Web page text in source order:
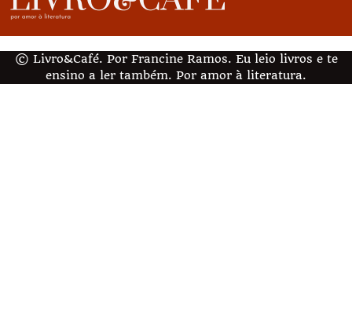
© Livro&Café. Por Francine Ramos. Eu leio livros e te
ensino a ler também. Por amor à literatura.